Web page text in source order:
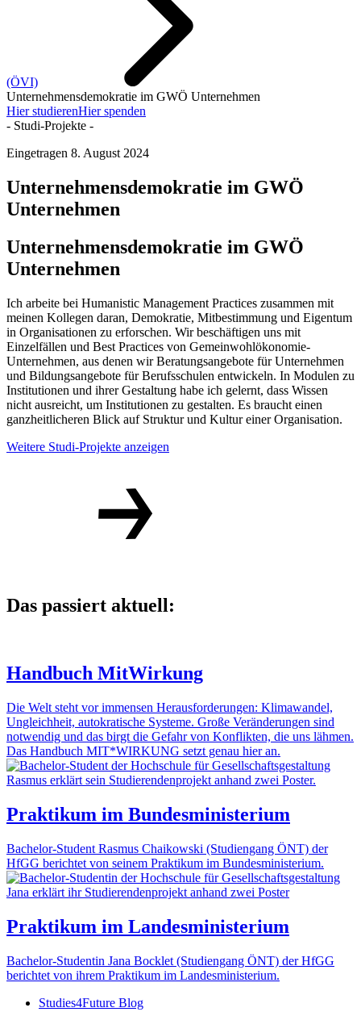
(ÖVI)
Unternehmensdemokratie im GWÖ Unternehmen
Hier studierenHier spenden
- Studi-Projekte -
Eingetragen 8. August 2024
Unternehmensdemokratie im GWÖ
Unternehmen
Unternehmensdemokratie im GWÖ
Unternehmen
Ich arbeite bei Humanistic Management Practices zusammen mit
meinen Kollegen daran, Demokratie, Mitbestimmung und Eigentum
in Organisationen zu erforschen. Wir beschäftigen uns mit
Einzelfällen und Best Practices von Gemeinwohlökonomie-
Unternehmen, aus denen wir Beratungsangebote für Unternehmen
und Bildungsangebote für Berufsschulen entwickeln. In Modulen zu
Institutionen und ihrer Gestaltung habe ich gelernt, dass Wissen
nicht ausreicht, um Institutionen zu gestalten. Es braucht einen
ganzheitlicheren Blick auf Struktur und Kultur einer Organisation.
Weitere Studi-Projekte anzeigen
Das passiert aktuell:
Handbuch MitWirkung
Die Welt steht vor immensen Herausforderungen: Klimawandel,
Ungleichheit, autokratische Systeme. Große Veränderungen sind
notwendig und das birgt die Gefahr von Konflikten, die uns lähmen.
Das Handbuch MIT*WIRKUNG setzt genau hier an.
Praktikum im Bundesministerium
Bachelor-Student Rasmus Chaikowski (Studiengang ÖNT) der
HfGG berichtet von seinem Praktikum im Bundesministerium.
Praktikum im Landesministerium
Bachelor-Studentin Jana Bocklet (Studiengang ÖNT) der HfGG
berichtet von ihrem Praktikum im Landesministerium.
Studies4Future Blog